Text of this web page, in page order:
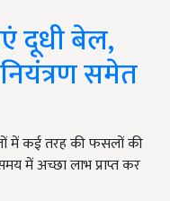
दूधी बेल,
समेत
में कई तरह की फसलों की
में अच्छा लाभ प्राप्त कर